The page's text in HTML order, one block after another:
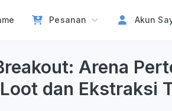
Pesanan Akun
Arena
dan Ekstraksi